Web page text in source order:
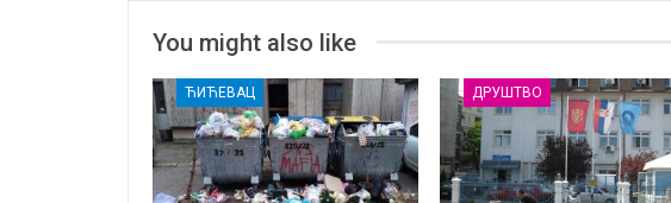
You might also like
ЋИЋЕВАЦ ДРУШТВО